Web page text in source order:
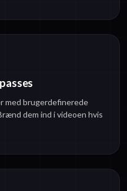
med brugerdefinerede
dem ind i videoen hvis